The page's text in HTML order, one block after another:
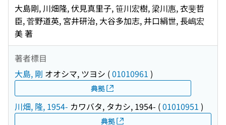
大島剛, 川畑隆, 伏見真里子, 笹川宏樹, 梁川惠, 衣斐哲
臣, 菅野道英, 宮井研治, 大谷多加志, 井口絹世, 長嶋宏
美 著
著者標目
大島, 剛 オオシマ, ツヨシ (01010961 )
典拠
川畑, 隆, 1954- カワバタ, タカシ, 1954- (01010951 )
典拠